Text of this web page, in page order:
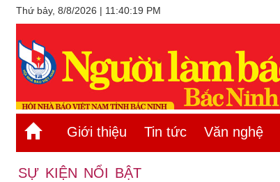
Thứ bảy, 8/8/2026 | 11:40:19 PM
Giới thiệu Tin tức Văn nghệ
SỰ KIỆN NỔI BẬT